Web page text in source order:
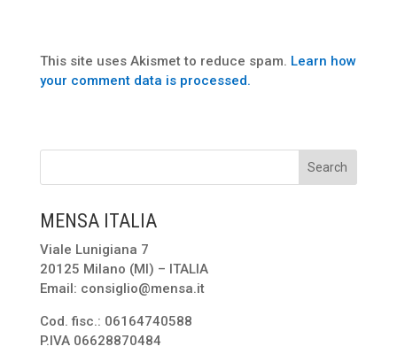
This site uses Akismet to reduce spam. Learn how
your comment data is processed.
MENSA ITALIA
Viale Lunigiana 7
20125 Milano (MI) – ITALIA
Email: consiglio@mensa.it
Cod. fisc.: 06164740588
P.IVA 06628870484